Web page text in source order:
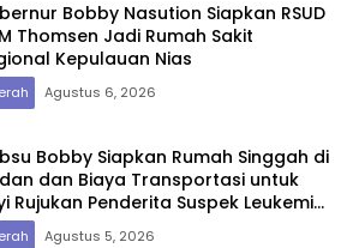
Bobby Nasution Siapkan RSUD
Thomsen Jadi Rumah Sakit
Kepulauan Nias
Agustus 6, 2026
Bobby Siapkan Rumah Singgah di
dan Biaya Transportasi untuk
Rujukan Penderita Suspek Leukemia
Nias Barat
Agustus 5, 2026